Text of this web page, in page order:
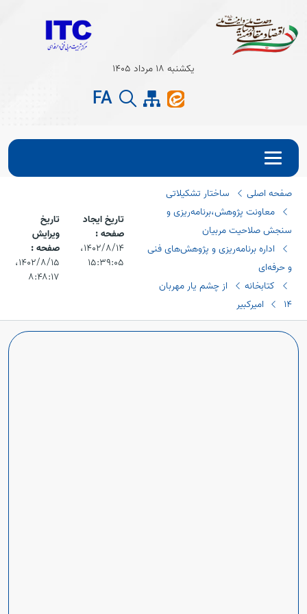
Open
یکشنبه 18 مرداد 1405
FA
صفحه اصلی
ساختار تشکیلاتی
معاونت پژوهش،برنامه‌ریزی و
سنجش صلاحیت مربیان
اداره برنامه‌ریزی و پژوهش‌های فنی
و حرفه‌ای
کتابخانه
از چشم یار مهربان
14 امیرکبیر
تاریخ ایجاد
صفحه :
۱۴۰۲/۸/۱۴،‏
۱۵:۳۹:۰۵
تاریخ
ویرایش
صفحه :
۱۴۰۲/۸/۱۵،‏
۸:۴۸:۱۷